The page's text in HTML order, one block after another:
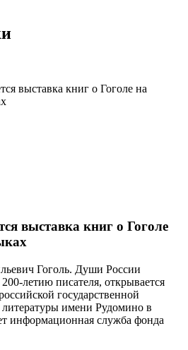
выставка книг о Гоголе на
выставка книг о Гоголе
Гоголь. Души России
летию писателя, открывается
государственной
имени Рудомино в
информационная служба фонда